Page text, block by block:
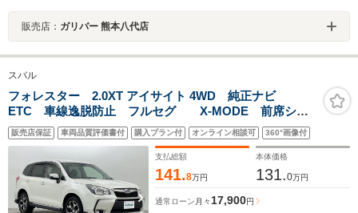
販売店： ガリバー 熊本八代店
スバル
フォレスター 2.0XT アイサイト 4WD 純正ナビ
ETC 車線逸脱防止 フルセグ X-MODE 前席シー
トヒーター レーダークルーズコントロール
Bluetooth バックカメラ 衝突軽減ブレーキ
販売店保証 車両品質評価書付 購入プラン付 オンライン相談可 360°画像付
支払総額
141.8万円
本体価格
131.0万円
通常ローン 月々 17,900円